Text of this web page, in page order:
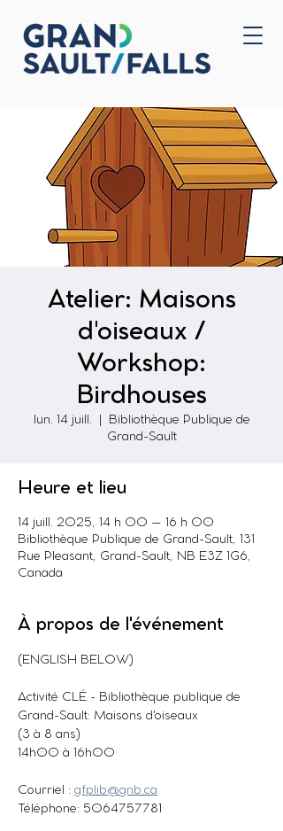
Accueil
Atelier: Maisons
d'oiseaux /
Workshop:
Birdhouses
lun. 14 juill.
Bibliothèque Publique de
Grand-Sault
Heure et lieu
14 juill. 2025, 14 h 00 – 16 h 00
Bibliothèque Publique de Grand-Sault, 131
Rue Pleasant, Grand-Sault, NB E3Z 1G6,
Canada
À propos de l'événement
(ENGLISH BELOW)
Activité CLÉ - Bibliothèque publique de
Grand-Sault: Maisons d'oiseaux
(3 à 8 ans)
14h00 à 16h00
Courriel : gfplib@gnb.ca
Téléphone: 5064757781